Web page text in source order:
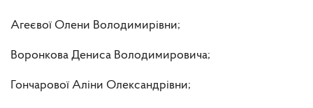
Агеєвої Олени Володимирівни;
Воронкова Дениса Володимировича;
Гончарової Аліни Олександрівни;